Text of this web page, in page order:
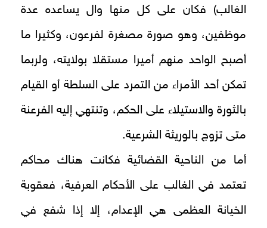
الغالب) فكان على كل منها وال يساعده عدة
موظفين، وهو صورة مصغرة لفرعون، وكثيرا ما
أصبح الواحد منهم أميرا مستقلا بولايته، ولربما
تمكن أحد الأمراء من التمرد على السلطة أو القيام
بالثورة والاستيلاء على الحكم، وتنتهي إليه الفرعنة
متى تزوج بالوريثة الشرعية.
أما من الناحية القضائية فكانت هناك محاكم
تعتمد في الغالب على الأحكام العرفية، فعقوبة
الخيانة العظمى هي الإعدام، إلا إذا شفع في